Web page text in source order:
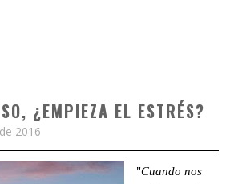
¿EMPIEZA EL ESTRÉS?
2016
"Cuando nos